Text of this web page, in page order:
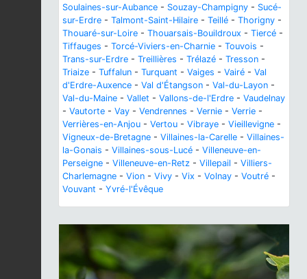
Soulaines-sur-Aubance - Souzay-Champigny - Sucé-
sur-Erdre - Talmont-Saint-Hilaire - Teillé - Thorigny -
Thouaré-sur-Loire - Thouarsais-Bouildroux - Tiercé -
Tiffauges - Torcé-Viviers-en-Charnie - Touvois -
Trans-sur-Erdre - Treillières - Trélazé - Tresson -
Triaize - Tuffalun - Turquant - Vaiges - Vairé - Val
d'Erdre-Auxence - Val d'Étangson - Val-du-Layon -
Val-du-Maine - Vallet - Vallons-de-l'Erdre - Vaudelnay
- Vautorte - Vay - Vendrennes - Vernie - Verrie -
Verrières-en-Anjou - Vertou - Vibraye - Vieillevigne -
Vigneux-de-Bretagne - Villaines-la-Carelle - Villaines-
la-Gonais - Villaines-sous-Lucé - Villeneuve-en-
Perseigne - Villeneuve-en-Retz - Villepail - Villiers-
Charlemagne - Vion - Vivy - Vix - Volnay - Voutré -
Vouvant - Yvré-l'Évêque